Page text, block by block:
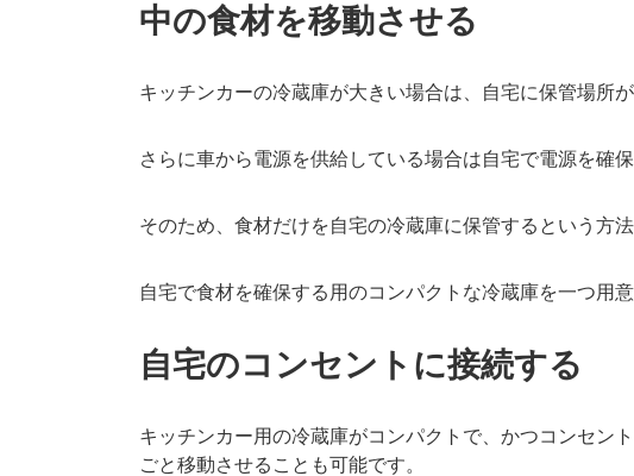
中の食材を移動させる
キッチンカーの冷蔵庫が大きい場合は、自宅に保管場所
さらに車から電源を供給している場合は自宅で電源を確保
そのため、食材だけを自宅の冷蔵庫に保管するという方法
自宅で食材を確保する用のコンパクトな冷蔵庫を一つ用
自宅のコンセントに接続する
キッチンカー用の冷蔵庫がコンパクトで、かつコンセン
ごと移動させることも可能です。